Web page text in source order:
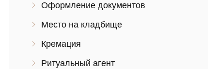
Оформление документов
Место на кладбище
Кремация
Ритуальный агент